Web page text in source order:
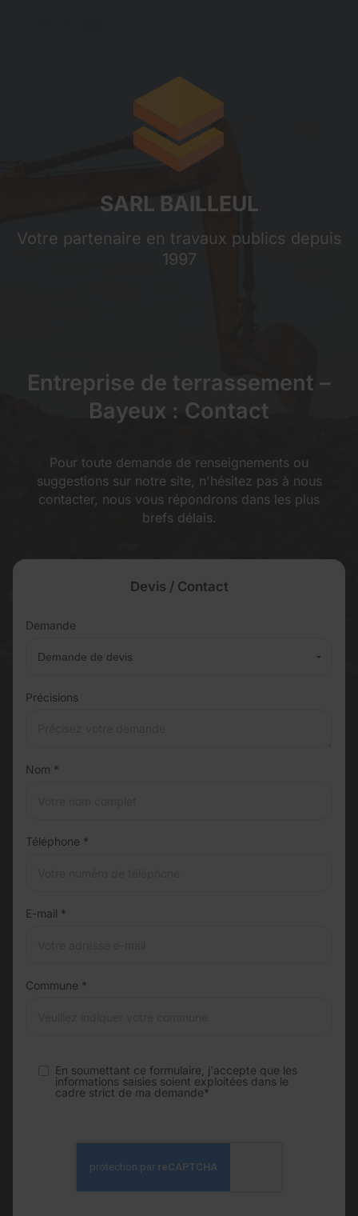
SARL BAILLEUL
Votre partenaire en travaux publics depuis
1997
Entreprise de terrassement –
Bayeux : Contact
Pour toute demande de renseignements ou
suggestions sur notre site, n'hésitez pas à nous
contacter, nous vous répondrons dans les plus
brefs délais.
Devis / Contact
Demande
Précisions
Nom *
Téléphone *
E-mail *
Commune *
En soumettant ce formulaire, j'accepte que les
informations saisies soient exploitées dans le
cadre strict de ma demande*